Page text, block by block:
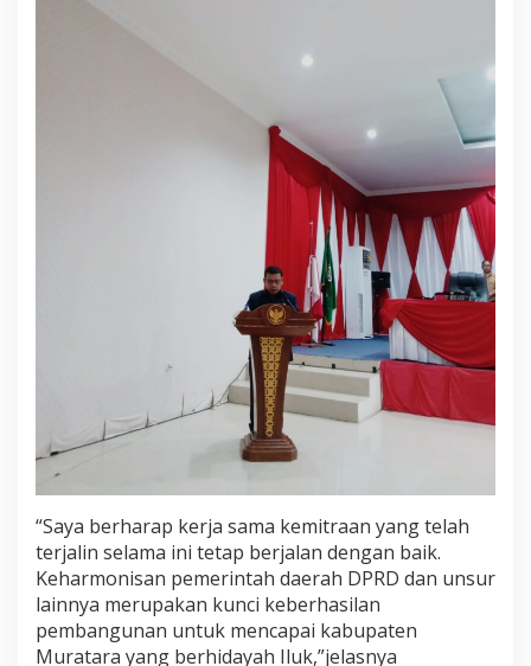
“Saya berharap kerja sama kemitraan yang telah
terjalin selama ini tetap berjalan dengan baik.
Keharmonisan pemerintah daerah DPRD dan unsur
lainnya merupakan kunci keberhasilan
pembangunan untuk mencapai kabupaten
Muratara yang berhidayah Iluk,”jelasnya